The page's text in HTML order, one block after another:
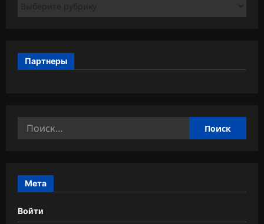
Партнеры
Найти:
Мета
Войти